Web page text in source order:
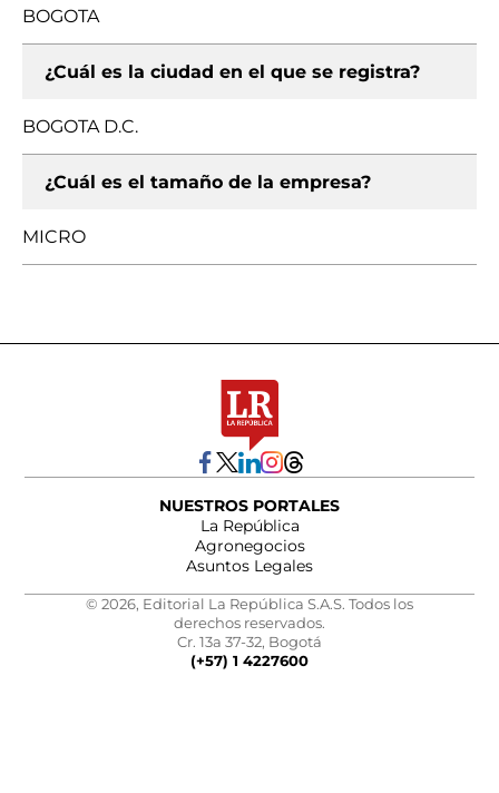
BOGOTA
¿Cuál es la ciudad en el que se registra?
BOGOTA D.C.
¿Cuál es el tamaño de la empresa?
MICRO
NUESTROS PORTALES
La República
Agronegocios
Asuntos Legales
© 2026, Editorial La República S.A.S. Todos los
derechos reservados.
Cr. 13a 37-32, Bogotá
(+57) 1 4227600